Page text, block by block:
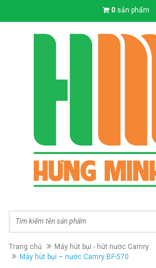
0 sản phẩm
Trang chủ
Máy hút bụi - hút nước Camry
Máy hút bụi – nước Camry BF-570